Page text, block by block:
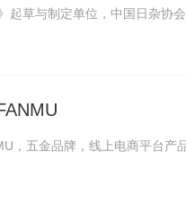
起草与制定单位，中国日杂协
，五金品牌，线上电商平台